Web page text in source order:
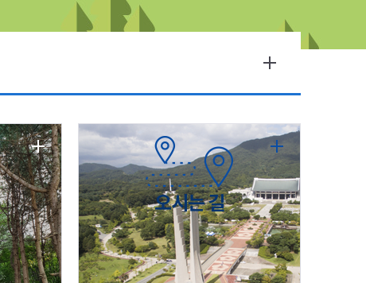
오시는 길